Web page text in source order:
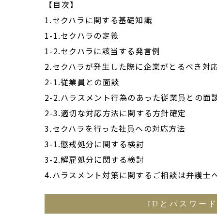
【目次】
1.セクハラに関する基礎知識
1-1.セクハラの定義
1-2.セクハラに該当する発言例
2.セクハラが発生した際に企業がとるべき対
2-1.従業員との面談
2-2.ハラスメント行為のあった従業員との面
2-3.適切な対応方法に関する方針確定
3.セクハラを行った社員への対応方法
3-1.懲戒処分に関する検討
3-2.解雇処分に関する検討
4.ハラスメント対策に関するご相談は弁護士
IDとパスワー